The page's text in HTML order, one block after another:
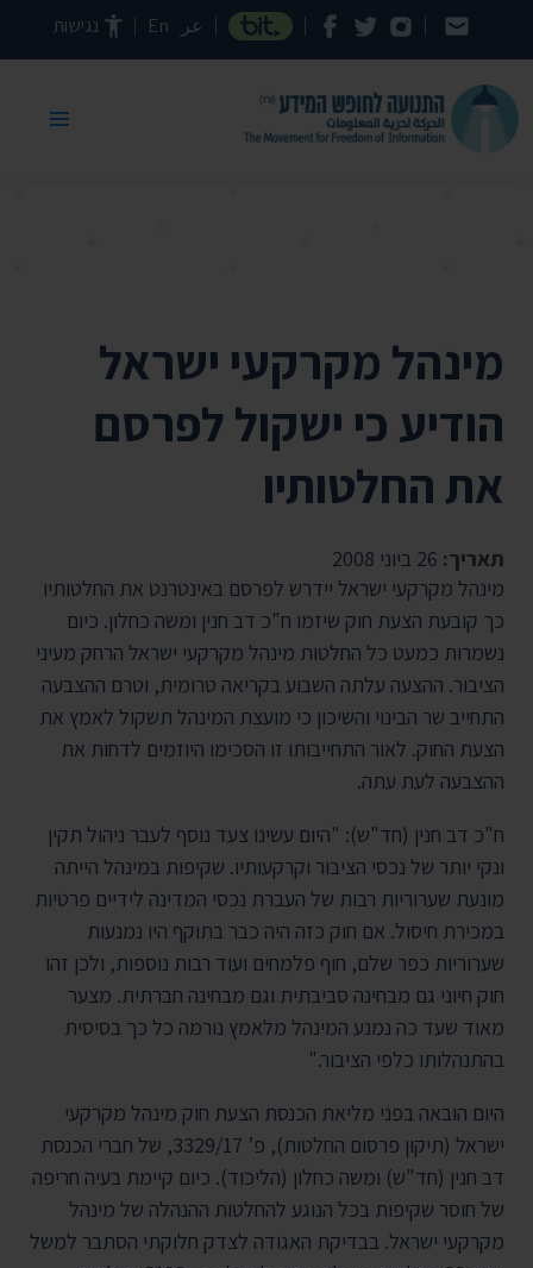
דילוג לתוכן העמוד عر En נגישות
מינהל מקרקעי ישראל
הודיע כי ישקול לפרסם
את החלטותיו
תאריך:
מינהל מקרקעי ישראל יידרש לפרסם באינטרנט את החלטותיו
כך קובעת הצעת חוק שיזמו ח"כ דב חנין ומשה כחלון. כיום
נשמרות כמעט כל החלטות מינהל מקרקעי ישראל הרחק מעיני
הציבור. ההצעה עלתה השבוע בקריאה טרומית, וטרם ההצבעה
התחייב שר הבינוי והשיכון כי מועצת המינהל תשקול לאמץ את
הצעת החוק. לאור התחייבותו זו הסכימו היוזמים לדחות את
ההצבעה לעת עתה.
ח"כ דב חנין (חד"ש): "היום עשינו צעד נוסף לעבר ניהול תקין
ונקי יותר של נכסי הציבור וקרקעותיו. שקיפות במינהל הייתה
מונעת שערוריות רבות של העברת נכסי המדינה לידיים פרטיות
במכירת חיסול. אם חוק כזה היה כבר בתוקף היו נמנעות
שערוריות כפר שלם, חוף פלמחים ועוד רבות נוספות, ולכן זהו
חוק חיוני גם מבחינה סביבתית וגם מבחינה חברתית. מצער
מאוד שעד כה נמנע המינהל מלאמץ נורמה כל כך בסיסית
בהתנהלותו כלפי הציבור."
היום הובאה בפני מליאת הכנסת הצעת חוק מינהל מקרקעי
ישראל (תיקון פרסום החלטות), פ’ 3329/17, של חברי הכנסת
דב חנין (חד"ש) ומשה כחלון (הליכוד). כיום קיימת בעיה חריפה
של חוסר שקיפות בכל הנוגע להחלטות ההנהלה של מינהל
מקרקעי ישראל. בבדיקת האגודה לצדק חלוקתי הסתבר למשל